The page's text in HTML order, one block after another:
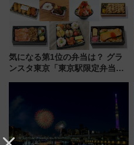
気になる第1位の弁当は？ グラ
ンスタ東京「東京駅限定弁当